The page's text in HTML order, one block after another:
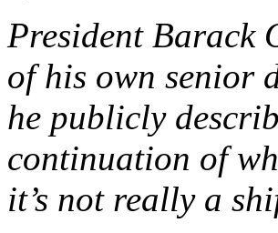
President Barack
of his own senior
he publicly
continuation of
it’s not really a